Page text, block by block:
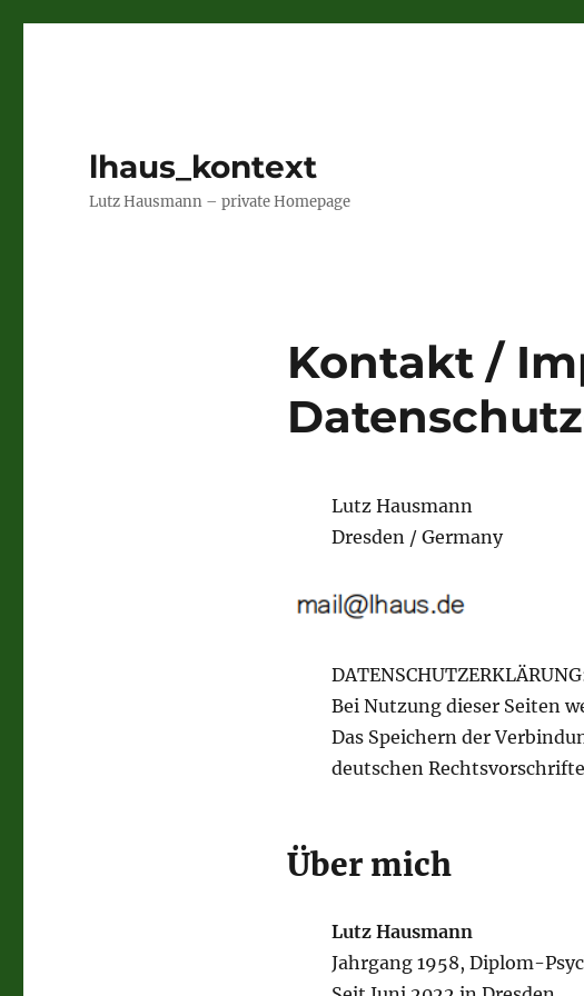
lhaus_kontext
Lutz Hausmann – private Homepage
Kontakt /
Lutz Hausmann
Dresden / Germany
Bei Nutzung dieser Seiten
Das Speichern der
deutschen
Über mich
Lutz Hausmann
Jahrgang 1958, Diplom-